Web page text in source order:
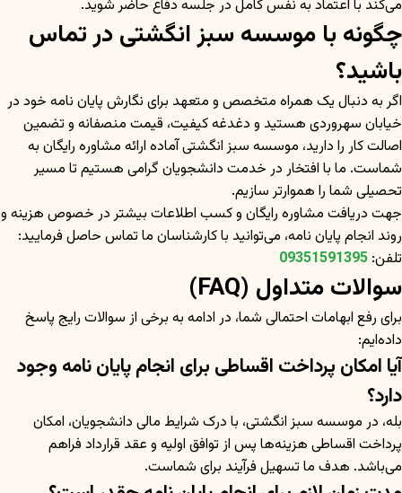
می‌کند با اعتماد به نفس کامل در جلسه دفاع حاضر شوید.
چگونه با موسسه سبز انگشتی در تماس
باشید؟
اگر به دنبال یک همراه متخصص و متعهد برای نگارش پایان نامه خود در
خیابان سهروردی هستید و دغدغه کیفیت، قیمت منصفانه و تضمین
اصالت کار را دارید، موسسه سبز انگشتی آماده ارائه مشاوره رایگان به
شماست. ما با افتخار در خدمت دانشجویان گرامی هستیم تا مسیر
تحصیلی شما را هموارتر سازیم.
جهت دریافت مشاوره رایگان و کسب اطلاعات بیشتر در خصوص هزینه و
روند انجام پایان نامه، می‌توانید با کارشناسان ما تماس حاصل فرمایید:
تلفن: 09351591395
سوالات متداول (FAQ)
برای رفع ابهامات احتمالی شما، در ادامه به برخی از سوالات رایج پاسخ
داده‌ایم:
آیا امکان پرداخت اقساطی برای انجام پایان نامه وجود
دارد؟
بله، در موسسه سبز انگشتی، با درک شرایط مالی دانشجویان، امکان
پرداخت اقساطی هزینه‌ها پس از توافق اولیه و عقد قرارداد فراهم
می‌باشد. هدف ما تسهیل فرآیند برای شماست.